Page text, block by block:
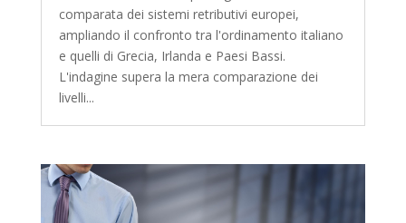
comparata dei sistemi retributivi europei,
ampliando il confronto tra l'ordinamento italiano
e quelli di Grecia, Irlanda e Paesi Bassi.
L'indagine supera la mera comparazione dei
livelli...